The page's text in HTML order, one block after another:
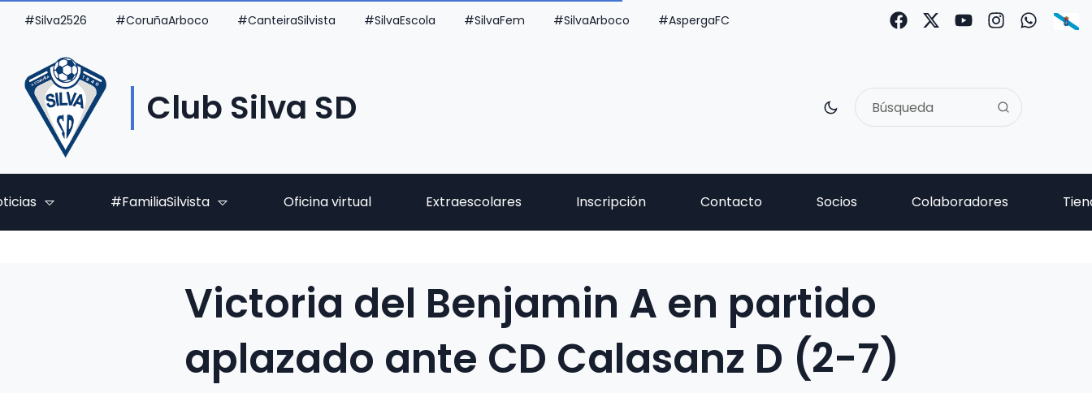
#Silva2526 #CoruñaArboco #CanteiraSilvista #SilvaEscola #SilvaFem #SilvaArboco #AspergaFC
Club Silva SD
#FamiliaSilvista Oficina virtual Extraescolares Inscripción Contacto Socios Colaboradores
Victoria del Benjamin A en partido
aplazado ante CD Calasanz D (2-7)